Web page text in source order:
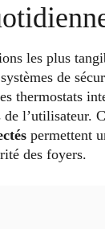
les plus
de
thermostats
l’utilisateur.
permettent
des foyers.